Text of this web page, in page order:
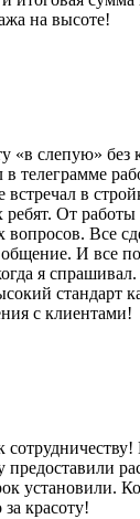
на высоте!
«в слепую» без
телеграмме
в
От
Все
И все
я
стандарт
с клиентами!
установили.
красоту!